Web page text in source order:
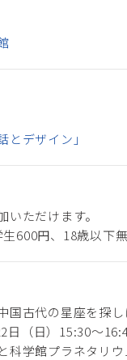
デザイン」
いただけます。
600円、18歳以下無
国古代の星座を探し
日（日）15:30～
科学館プラネタリ